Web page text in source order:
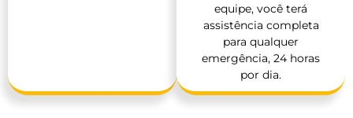
equipe, você terá
assistência completa
para qualquer
emergência, 24 horas
por dia.